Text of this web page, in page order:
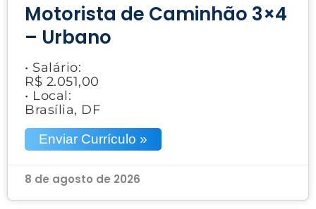
Motorista de Caminhão 3×4
– Urbano
• Salário:
R$ 2.051,00
• Local:
Brasília, DF
Enviar Currículo »
8 de agosto de 2026